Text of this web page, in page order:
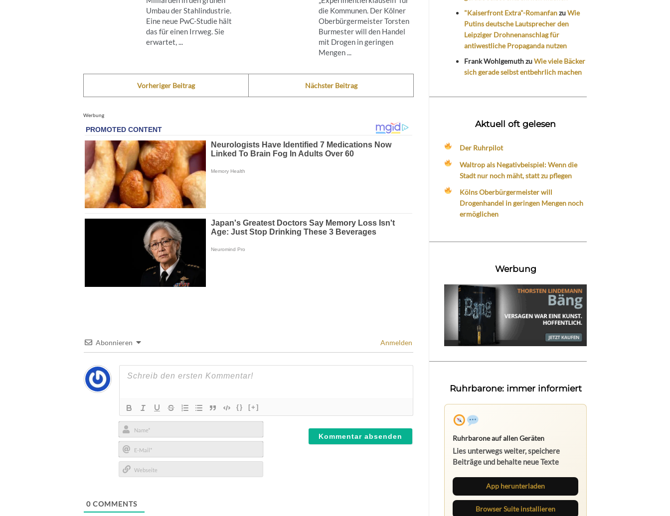
Umbau der Stahlindustrie.
Eine neue PwC-Studie hält
das für einen Irrweg. Sie
erwartet, ...
die Kommunen. Der Kölner
Oberbürgermeister Torsten
Burmester will den Handel
mit Drogen in geringen
Mengen ...
Vorheriger Beitrag Nächster Beitrag
Werbung
Abonnieren Anmelden
{} [+]
Name*
E-
Mail*
0 COMMENTS
"Kaiserfront Extra"-RomanfanzuWie
Putins deutsche Lautsprecher den
Leipziger Drohnenanschlag für
antiwestliche Propaganda nutzen
Frank WohlgemuthzuWie viele Bäcker
sich gerade selbst entbehrlich machen
Aktuell oft gelesen
Der Ruhrpilot
Waltrop als Negativbeispiel: Wenn die
Stadt nur noch mäht, statt zu pflegen
Kölns Oberbürgermeister will
Drogenhandel in geringen Mengen noch
ermöglichen
Werbung
Ruhrbarone: immer informiert
Ruhrbarone auf allen Geräten
Lies unterwegs weiter, speichere
Beiträge und behalte neue Texte
App herunterladen
Browser Suite installieren